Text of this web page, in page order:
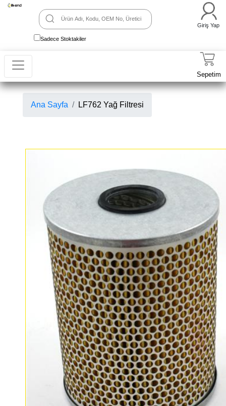
Sadece Stoktakiler
Giriş Yap
Sepetim
Ana Sayfa LF762 Yağ Filtresi